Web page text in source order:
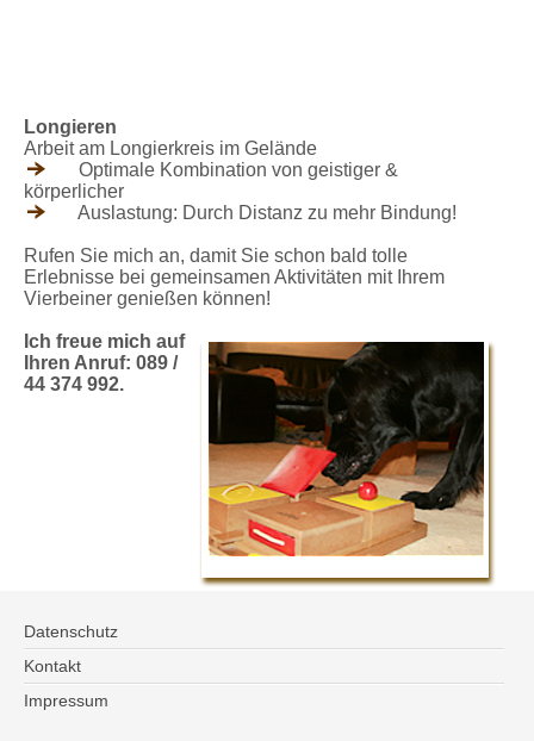
Longieren
Arbeit am Longierkreis im Gelände
Optimale Kombination von geistiger &
körperlicher
Auslastung: Durch Distanz zu mehr Bindung!
Rufen Sie mich an, damit Sie schon bald tolle
Erlebnisse bei gemeinsamen Aktivitäten mit Ihrem
Vierbeiner genießen können!
Ich freue mich auf
Ihren Anruf: 089 /
44 374 992.
Datenschutz
Kontakt
Impressum